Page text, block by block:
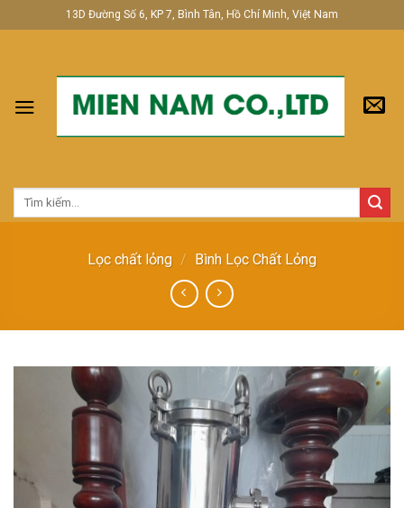
to
13D Đường Số 6, KP 7, Bình Tân, Hồ Chí Minh, Việt Nam
Tìm
Lọc chất lỏng / Bình Lọc Chất Lỏng